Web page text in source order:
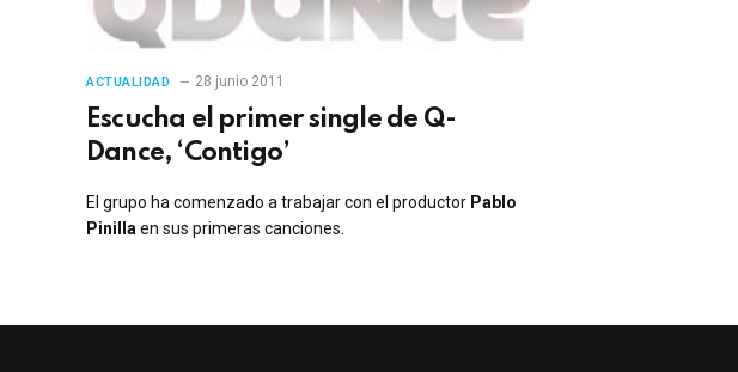
ACTUALIDAD 28 junio 2011
Escucha el primer single de Q-
Dance, ‘Contigo’
El grupo ha comenzado a trabajar con el productor Pablo
Pinilla en sus primeras canciones.